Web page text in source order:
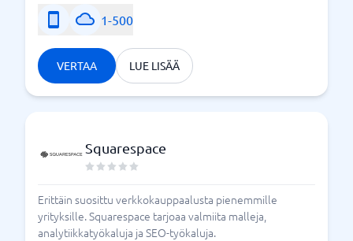
1-500
VERTAA LUE LISÄÄ
Squarespace
Erittäin suosittu verkkokauppaalusta pienemmille
yrityksille. Squarespace tarjoaa valmiita malleja,
analytiikkatyökaluja ja SEO-työkaluja.